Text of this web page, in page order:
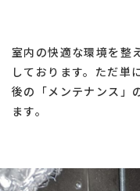
室内の快適な環境を整
しております。ただ単
後の「メンテナンス」
ます。